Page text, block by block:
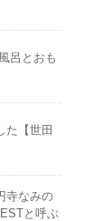
呂とおも
た【世田
寺なみの
と呼ぶ